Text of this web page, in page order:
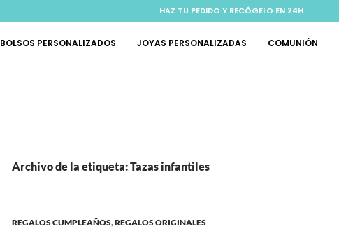
HAZ TU PEDIDO Y RECÓGELO EN 24H
BOLSOS PERSONALIZADOS JOYAS PERSONALIZADAS COMUNIÓN
Archivo de la etiqueta: Tazas infantiles
REGALOS CUMPLEAÑOS,REGALOS ORIGINALES